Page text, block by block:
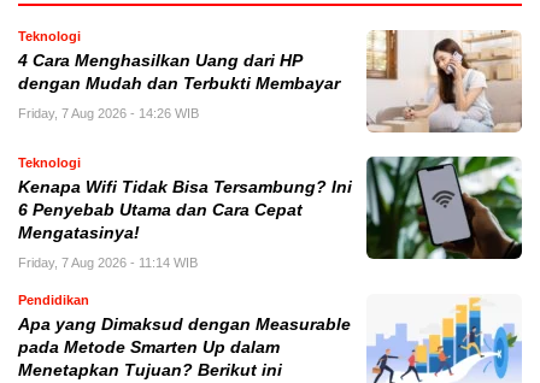
Teknologi
4 Cara Menghasilkan Uang dari HP
dengan Mudah dan Terbukti Membayar
Friday, 7 Aug 2026 - 14:26 WIB
Teknologi
Kenapa Wifi Tidak Bisa Tersambung? Ini
6 Penyebab Utama dan Cara Cepat
Mengatasinya!
Friday, 7 Aug 2026 - 11:14 WIB
Pendidikan
Apa yang Dimaksud dengan Measurable
pada Metode Smarten Up dalam
Menetapkan Tujuan? Berikut ini